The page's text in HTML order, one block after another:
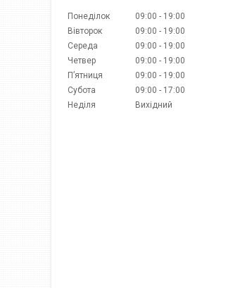
Понеділок 09:00
19:00
Вівторок
09:00
19:00
Середа
09:00
19:00
Четвер
09:00
19:00
Пʼятниця
09:00
19:00
Субота
09:00
17:00
Неділя
Вихідний